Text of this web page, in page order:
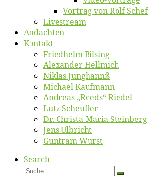
Vor­trag von Rolf
Live­stream
An­dach­ten
Kon­takt
Fried­helm Bilsing
Alex­an­der Hellmich
Ni­klas Junghannß
Mi­cha­el Kaufmann
An­dre­as „Reeds“ Riedel
Lutz Scheuf­ler
Dr. Chris­­ta-Ma­ria Steinberg
Jens Ulb­richt
Gun­tram Wurst
Search
Suche
Suche